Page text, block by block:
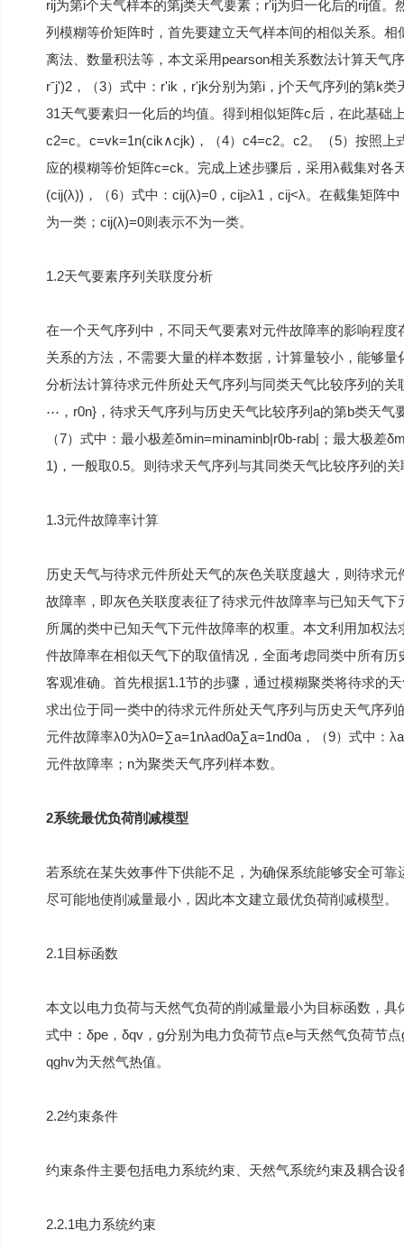
rij为第i个天气样本的第j类天气要素；r'ij为归一化后的rij值
列模糊等价矩阵时，首先要建立天气样本间的相似关系。
离法、数量积法等，本文采用pearson相关系数法计算天气
rˉj')2，（3）式中：r'ik，r'jk分别为第i，j个天气序列的第k
31天气要素归一化后的均值。得到相似矩阵c后，在此基础
c2=c。c=vk=1n(cik∧cjk)，（4）c4=c2。c2。（5）按照
应的模糊等价矩阵c=ck。完成上述步骤后，采用λ截集对
(cij(λ))，（6）式中：cij(λ)=0，cij≥λ1，cij<λ。在截集矩阵
为一类；cij(λ)=0则表示不为一类。
1.2天气要素序列关联度分析
在一个天气序列中，不同天气要素对元件故障率的影响程
关系的方法，不需要大量的样本数据，计算量较小，能够
分析法计算待求元件所处天气序列与同类天气比较序列的
⋯，r0n}，待求天气序列与历史天气比较序列a的第b类天气
（7）式中：最小极差δmin=minaminb|r0b-rab|；最大极差
1)，一般取0.5。则待求天气序列与其同类天气比较序列的
1.3元件故障率计算
历史天气与待求元件所处天气的灰色关联度越大，则待求
故障率，即灰色关联度表征了待求元件故障率与已知天气
所属的类中已知天气下元件故障率的权重。本文利用加权
件故障率在相似天气下的取值情况，全面考虑同类中所有
客观准确。首先根据1.1节的步骤，通过模糊聚类将待求的
求出位于同一类中的待求元件所处天气序列与历史天气序
元件故障率λ0为λ0=∑a=1nλad0a∑a=1nd0a，（9）式中：
元件故障率；n为聚类天气序列样本数。
2系统最优负荷削减模型
若系统在某失效事件下供能不足，为确保系统能够安全可
尽可能地使削减量最小，因此本文建立最优负荷削减模型。
2.1目标函数
本文以电力负荷与天然气负荷的削减量最小为目标函数，
式中：δpe，δqv，g分别为电力负荷节点e与天然气负荷节
qghv为天然气热值。
2.2约束条件
约束条件主要包括电力系统约束、天然气系统约束及耦合设
2.2.1电力系统约束